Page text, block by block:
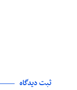
ثبت دیدگاه